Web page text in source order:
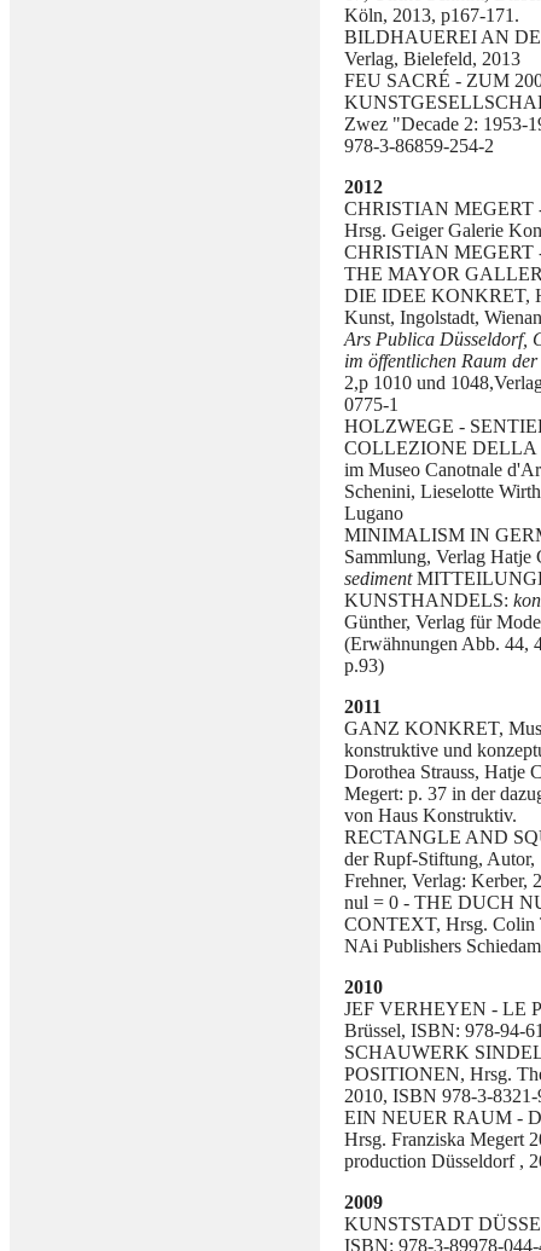
Köln, 2013, p167-171.
BILDHAUEREI AN
Verlag, Bielefeld, 2013
FEU SACRÉ - ZUM
Zwez "Decade 2: 1953-
978-3-86859-254-2
2012
CHRISTIAN MEGERT
Hrsg. Geiger Galerie
CHRISTIAN MEGERT
THE MAYOR
DIE IDEE KONKRET,
Kunst, Ingolstadt,
Ars Publica Düsseldorf,
im öffentlichen Raum
2,p 1010 und
0775-1
HOLZWEGE -
COLLEZIONE DELLA
im Museo Canotnale
Schenini, Lieselotte
Lugano
MINIMALISM IN
Sammlung, Verlag Hatje
sediment
KUNSTHANDELS:
Günther, Verlag für
(Erwähnungen Abb. 44,
p.93)
2011
GANZ KONKRET,
konstruktive und
Dorothea Strauss, Hatje
Megert: p. 37 in der
von Haus Konstruktiv.
RECTANGLE AND
der Rupf-Stiftung, Autor,
Frehner, Verlag: Kerber,
nul = 0 - THE DUCH
CONTEXT, Hrsg. Colin
NAi Publishers
2010
JEF VERHEYEN - LE
Brüssel, ISBN: 978-94-
SCHAUWERK
POSITIONEN, Hrsg.
2010, ISBN 978-3-8321-
EIN NEUER RAUM -
Hrsg. Franziska Megert
production Düsseldorf ,
2009
KUNSTSTADT
ISBN: 978-3-89978-